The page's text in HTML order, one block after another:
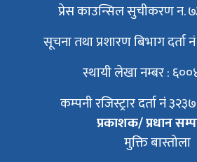
प्रेस काउन्सिल सुचीकरण न.
सूचना तथा प्रशारण बिभाग
स्थायी लेखा नम्बर :
कम्पनी रजिस्ट्रार दर्ता नं
प्रकाशक/ प्रधान
मुक्ति बास्तोला